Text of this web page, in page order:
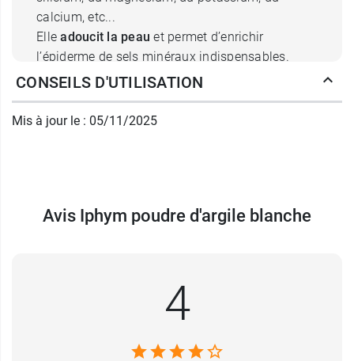
calcium, etc...
Elleadoucit la peau et permet d’enrichir
l’épiderme de sels minéraux indispensables.
Utilisée en masque, ellerenforce les cheveux
Une autre utilisation courante de l’argile blanche
cataplasme d’argile
pour accélérer la récupération et la
cicatrisation, et éviter les inflammations ou les
irritations de la peau.
CONSEILS D'UTILISATION
Mis à jour le : 05/11/2025
Avis Iphym poudre d'argile blanche
4